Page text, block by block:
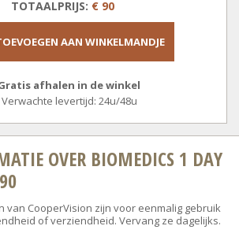
TOTAALPRIJS: € 90
AAN WINKELMANDJE
afhalen in de winkel
Verwachte levertijd: 24u/48u
OVER BIOMEDICS 1 DAY
van CooperVision zijn voor eenmalig gebruik
of verziendheid. Vervang ze dagelijks.